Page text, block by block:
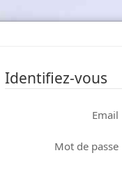
Identifiez-vous
Email
Mot de passe